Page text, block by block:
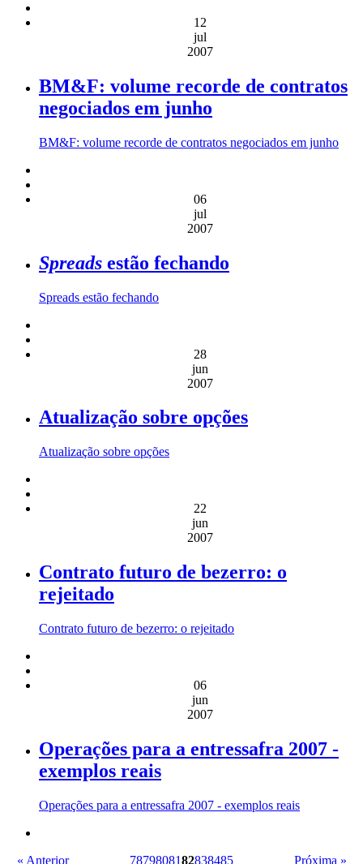
12
jul
2007
BM&F: volume recorde de contratos
negociados em junho
BM&F: volume recorde de contratos negociados em junho
06
jul
2007
Spreads estão fechando
Spreads estão fechando
28
jun
2007
Atualização sobre opções
Atualização sobre opções
22
jun
2007
Contrato futuro de bezerro: o
rejeitado
Contrato futuro de bezerro: o rejeitado
06
jun
2007
Operações para a entressafra 2007 -
exemplos reais
Operações para a entressafra 2007 - exemplos reais
« Anterior 7879808182838485 Próxima »